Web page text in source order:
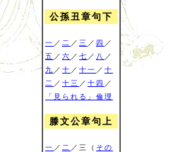
公孫丑章句下
一 ／ 二 ／ 三 ／ 四 ／
五 ／ 六 ／ 七 ／ 八 ／
九 ／ 十 ／ 十一 ／ 十
二 ／ 十三 ／ 十四 ／
「見られる」倫理
滕文公章句上
一 ／ 二 ／三（ その